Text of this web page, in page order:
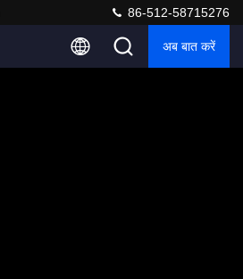
86-512-58715276
अब बात करें